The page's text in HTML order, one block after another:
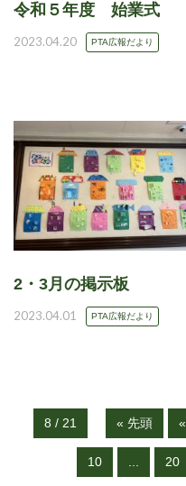
令和５年度 始業式
2023.04.20 PTA広報だより
2・3月の掲示板
2023.04.01 PTA広報だより
8 / 21 « 先頭 «
10 ... 20